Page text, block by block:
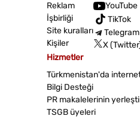
Reklam
İşbirliği
Site kuralları
Kişiler
YouTube
TikTok
Telegram
X
Hizmetler
Türkmenistan'da
Bilgi Desteği
PR makalelerinin
TSGB üyeleri